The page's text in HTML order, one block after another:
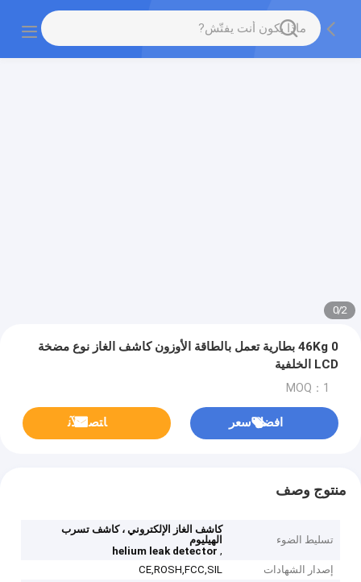
2
/
0
0 46Kg بطارية تعمل بالطاقة الأوزون كاشف الغاز نوع مضخة
LCD الخلفية
MOQ：1
افضل سعر ﺎﺘﺼﻟ ﺍﻶﻧ
منتوج وصف
تسليط الضوء
كاشف الغاز الإلكتروني ، كاشف تسرب
الهيليوم
,
helium leak detector
إصدار الشهادات
CE,ROSH,FCC,SIL